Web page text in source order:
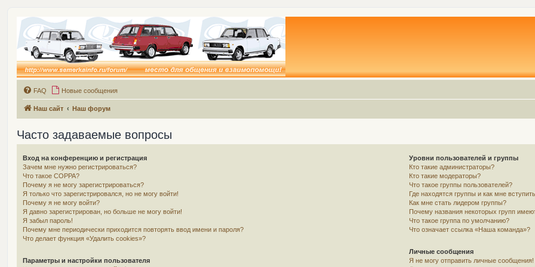
FAQ Новые сообщения
Наш сайт Наш форум
Часто задаваемые вопросы
Вход на конференцию и регистрация
Зачем мне нужно регистрироваться?
Что такое COPPA?
Почему я не могу зарегистрироваться?
Я только что зарегистрировался, но не могу войти!
Почему я не могу войти?
Я давно зарегистрирован, но больше не могу войти!
Я забыл пароль!
Почему мне периодически приходится повторять ввод имени и пароля?
Что делает функция «Удалить cookies»?
Параметры и настройки пользователя
Уровни пользователей и группы
Кто такие администраторы?
Кто такие модераторы?
Что такое группы пользователей?
Где находятся группы и как мне
Как мне стать лидером группы?
Почему названия некоторых групп
Что такое группа по умолчанию?
Что означает ссылка «Наша команда»?
Личные сообщения
Я не могу отправить личные сообщения!